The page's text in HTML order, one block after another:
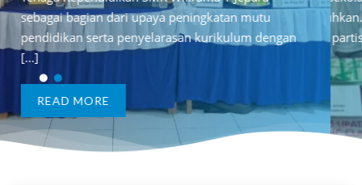
peningkatan mutu
kurikulum dengan
sesama yang membutuhkan. Donasi yang
disalurkan berasal dari partisipasi siswa, guru,
tenaga [...]
READ MORE
sebagai bagian
pendidikan serta
READ MORE